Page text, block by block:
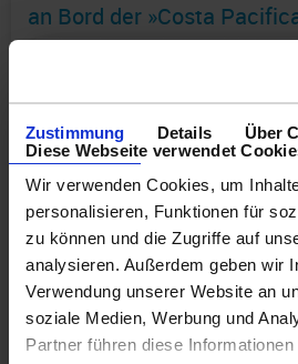
Zustimmung Details
Über
Diese Webseite verwendet
Wir verwenden Cookies, um
personalisieren, Funktionen für
zu können und die Zugriffe auf
analysieren. Außerdem geben wir
Verwendung unserer Website an
soziale Medien, Werbung und
Partner führen diese
an Bord der »Costa
Günstigster Preis pro Person aus